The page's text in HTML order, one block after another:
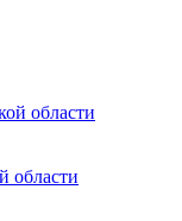
области
области